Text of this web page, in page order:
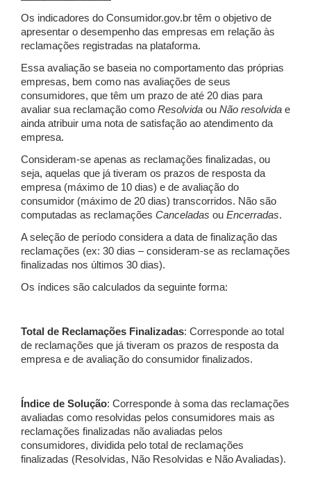
Os indicadores do Consumidor.gov.br têm o objetivo de
apresentar o desempenho das empresas em relação às
reclamações registradas na plataforma.
Essa avaliação se baseia no comportamento das próprias
empresas, bem como nas avaliações de seus
consumidores, que têm um prazo de até 20 dias para
avaliar sua reclamação como Resolvida ou Não resolvida e
ainda atribuir uma nota de satisfação ao atendimento da
empresa.
Consideram-se apenas as reclamações finalizadas, ou
seja, aquelas que já tiveram os prazos de resposta da
empresa (máximo de 10 dias) e de avaliação do
consumidor (máximo de 20 dias) transcorridos. Não são
computadas as reclamações Canceladas ou Encerradas.
A seleção de período considera a data de finalização das
reclamações (ex: 30 dias – consideram-se as reclamações
finalizadas nos últimos 30 dias).
Os índices são calculados da seguinte forma:
Total de Reclamações Finalizadas: Corresponde ao total
de reclamações que já tiveram os prazos de resposta da
empresa e de avaliação do consumidor finalizados.
Índice de Solução: Corresponde à soma das reclamações
avaliadas como resolvidas pelos consumidores mais as
reclamações finalizadas não avaliadas pelos
consumidores, dividida pelo total de reclamações
finalizadas (Resolvidas, Não Resolvidas e Não Avaliadas).